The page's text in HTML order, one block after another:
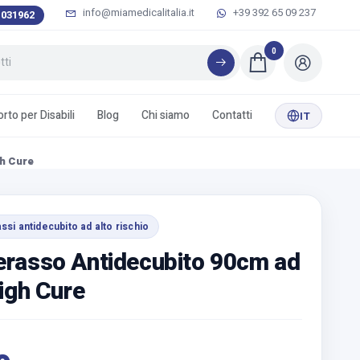
info@miamedicalitalia.it +39 392 65 09 237
0
per Disabili Blog Chi siamo Contatti IT
Cure
antidecubito ad alto rischio
Antidecubito 90cm ad
Cure